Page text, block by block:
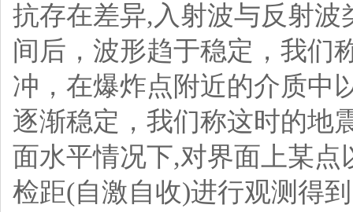
抗存在差异,入射波与反射
间后，波形趋于稳定，我们
冲，在爆炸点附近的介质中
逐渐稳定，我们称这时的地
面水平情况下,对界面上某
检距(自激自收)进行观测得